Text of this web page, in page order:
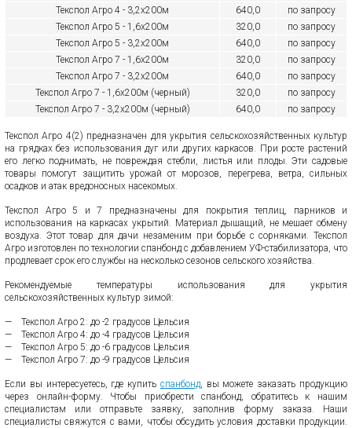
Текспол Агро 4 - 3,2х200м
640,0
по запросу
Текспол Агро 5 - 1,6х200м
320,0
по запросу
Текспол Агро 5 - 3,2х200м
640,0
по запросу
Текспол Агро 7 - 1,6х200м
320,0
по запросу
Текспол Агро 7 - 3,2х200м
640,0
по запросу
Текспол Агро 7 - 1,6х200м (черный)
320,0
по запросу
Текспол Агро 7 - 3,2х200м (черный)
640,0 по запросу
Текспол Агро 4(2) предназначен для укрытия сельскохозяйственных культур
на грядках без использования дуг или других каркасов. При росте растений
его легко поднимать, не повреждая стебли, листья или плоды. Эти садовые
товары помогут защитить урожай от морозов, перегрева, ветра, сильных
осадков и атак вредоносных насекомых.
Текспол Агро 5 и 7 предназначены для покрытия теплиц, парников и
использования на каркасах укрытий. Материал дышащий, не мешает обмену
воздуха. Этот товар для дачи незаменим при борьбе с сорняками. Текспол
Агро изготовлен по технологии спанбонд с добавлением УФ-стабилизатора, что
продлевает срок его службы на несколько сезонов сельского хозяйства.
Рекомендуемые температуры использования для укрытия
сельскохозяйственных культур зимой:
Текспол Агро 2: до -2 градусов Цельсия
Текспол Агро 4: до -4 градусов Цельсия
Текспол Агро 5: до -6 градусов Цельсия
Текспол Агро 7: до -9 градусов Цельсия
Если вы интересуетесь, где купить спанбонд, вы можете заказать продукцию
через онлайн-форму. Чтобы приобрести спанбонд, обратитесь к нашим
специалистам или отправьте заявку, заполнив форму заказа. Наши
специалисты свяжутся с вами, чтобы обсудить условия доставки продукции.